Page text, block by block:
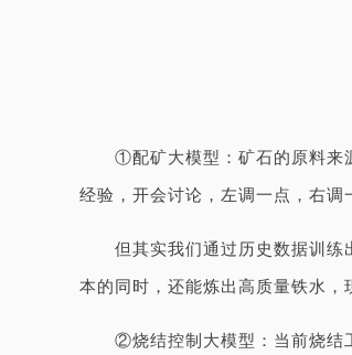
①配矿大模型：矿石的原料来
经验，开会讨论，左调一点，右调
但其实我们通过历史数据训
本的同时，还能炼出高质量铁水
②烧结控制大模型：当前烧结